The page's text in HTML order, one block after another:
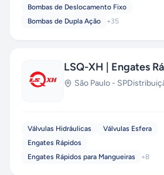
Bombas de Deslocamento Fixo
Bombas de Dupla Ação
+35
LSQ-XH | Engates
São Paulo - SP
Válvulas Hidráulicas
Válvulas Esfera
Engates Rápidos
Engates Rápidos para Mangueiras
+8